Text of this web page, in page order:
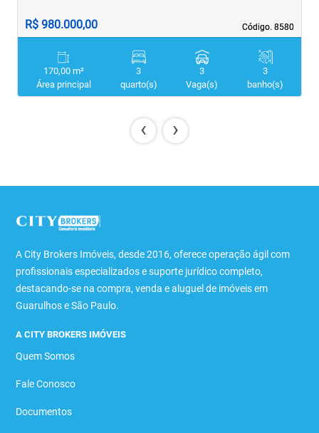
Código. 8580
Código. 8580
R$ 980.000,00
170,00 m²
Área principal
3
quarto(s)
3
Vaga(s)
3
banho(s)
‹ ›
A City Brokers Imóveis, desde 2016, oferece operação ágil com
profissionais especializados e suporte jurídico completo,
destacando-se na compra, venda e aluguel de imóveis em
Guarulhos e São Paulo.
A CITY BROKERS IMÓVEIS
Quem Somos
Fale Conosco
Documentos